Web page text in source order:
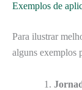
Exemplos de
Para ilustrar
alguns exemplos